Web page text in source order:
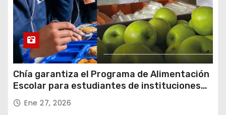
Chía garantiza el Programa de Alimentación
Escolar para estudiantes de instituciones
oficiales
Ene 27, 2026